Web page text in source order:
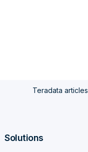
Teradata articles
Solutions